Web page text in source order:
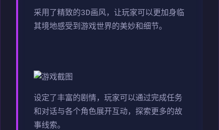
采用了精致的3D画风，让玩家可以更加身临
其境地感受到游戏世界的美妙和细节。
设定了丰富的剧情，玩家可以通过完成任务
和对话与各个角色展开互动，探索更多的故
事线索。